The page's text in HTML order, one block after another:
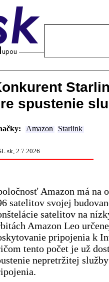
spustenie
Amazon Starlink
2.7.2026
Amazon má na
satelitov svojej
satelitov na
Amazon Leo
pripojenia k
tento počet je už
nepretržitej služby